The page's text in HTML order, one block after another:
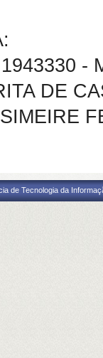
-
DE
de Tecnologia da